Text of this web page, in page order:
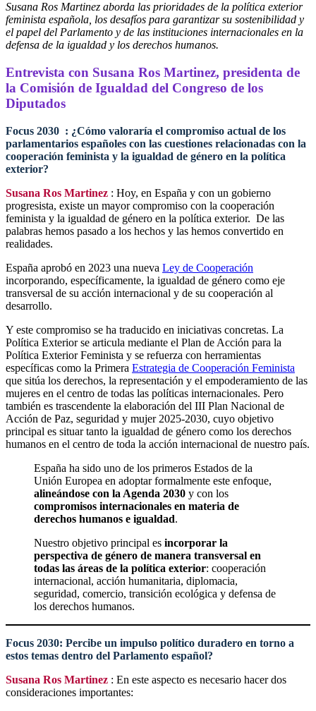
Susana Ros Martinez aborda las prioridades de la política exterior
feminista española, los desafíos para garantizar su sostenibilidad y
el papel del Parlamento y de las instituciones internacionales en la
defensa de la igualdad y los derechos humanos.
Entrevista con Susana Ros Martinez, presidenta de
la Comisión de Igualdad del Congreso de los
Diputados
Focus 2030 : ¿Cómo valoraría el compromiso actual de los
parlamentarios españoles con las cuestiones relacionadas con la
cooperación feminista y la igualdad de género en la política
exterior?
Susana Ros Martinez : Hoy, en España y con un gobierno
progresista, existe un mayor compromiso con la cooperación
feminista y la igualdad de género en la política exterior. De las
palabras hemos pasado a los hechos y las hemos convertido en
realidades.
España aprobó en 2023 una nueva Ley de Cooperación
incorporando, específicamente, la igualdad de género como eje
transversal de su acción internacional y de su cooperación al
desarrollo.
Y este compromiso se ha traducido en iniciativas concretas. La
Política Exterior se articula mediante el Plan de Acción para la
Política Exterior Feminista y se refuerza con herramientas
específicas como la Primera Estrategia de Cooperación Feminista
que sitúa los derechos, la representación y el empoderamiento de las
mujeres en el centro de todas las políticas internacionales. Pero
también es trascendente la elaboración del III Plan Nacional de
Acción de Paz, seguridad y mujer 2025-2030, cuyo objetivo
principal es situar tanto la igualdad de género como los derechos
humanos en el centro de toda la acción internacional de nuestro país.
España ha sido uno de los primeros Estados de la
Unión Europea en adoptar formalmente este enfoque,
alineándose con la Agenda 2030 y con los
compromisos internacionales en materia de
derechos humanos e igualdad.
Nuestro objetivo principal es incorporar la
perspectiva de género de manera transversal en
todas las áreas de la política exterior: cooperación
internacional, acción humanitaria, diplomacia,
seguridad, comercio, transición ecológica y defensa de
los derechos humanos.
Focus 2030: Percibe un impulso político duradero en torno a
estos temas dentro del Parlamento español?
Susana Ros Martinez : En este aspecto es necesario hacer dos
consideraciones importantes: